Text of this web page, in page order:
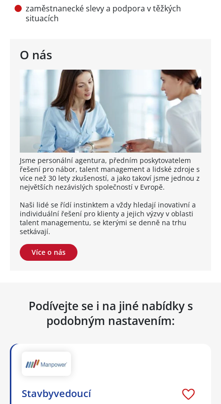
O nás
Jsme personální agentura, předním poskytovatelem
řešení pro nábor, talent management a lidské zdroje s
více než 30 lety zkušeností, a jako takoví jsme jednou z
největších nezávislých společností v Evropě.
Naši lidé se řídí instinktem a vždy hledají inovativní a
individuální řešení pro klienty a jejich výzvy v oblasti
talent managementu, se kterými se denně na trhu
setkávají.
Více o nás
zaměstnanecké slevy a podpora v těžkých
situacích
Podívejte se i na jiné nabídky s
podobným nastavením:
Stavbyvedoucí